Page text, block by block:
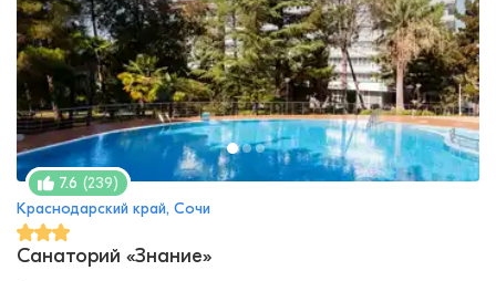
7.6 (239)
Краснодарский край, Сочи
Санаторий «Знание»